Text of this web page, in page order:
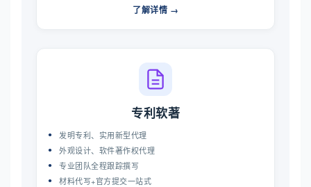
了解详情 →
专利软著
发明专利、实用新型代理
外观设计、软件著作权代理
专业团队全程跟踪撰写
材料代写+官方提交一站式